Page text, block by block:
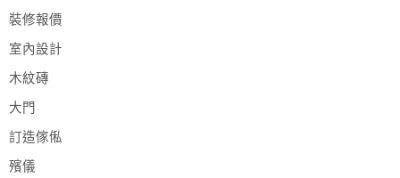
裝修報價
室內設計
木紋磚
大門
訂造傢俬
殯儀